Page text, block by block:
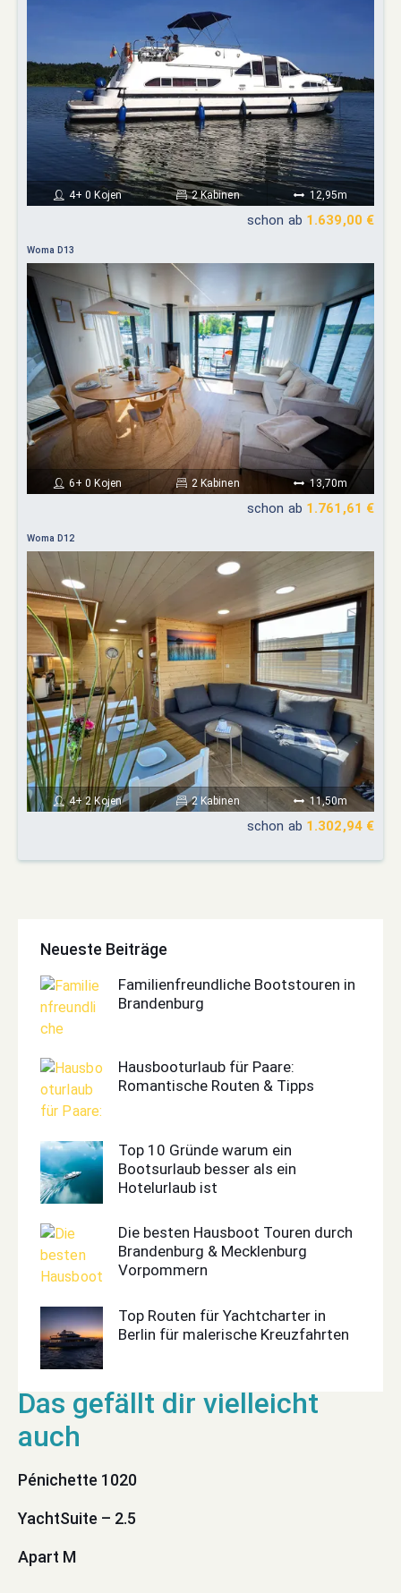
4+ 0 Kojen 2 Kabinen 12,95m
schon ab 1.639,00 €
Woma D13
6+ 0 Kojen 2 Kabinen 13,70m
schon ab 1.761,61 €
Woma D12
4+ 2 Kojen 2 Kabinen 11,50m
schon ab 1.302,94 €
Neueste Beiträge
Familienfreundliche Bootstouren in
Brandenburg
Hausbooturlaub für Paare:
Romantische Routen & Tipps
Top 10 Gründe warum ein
Bootsurlaub besser als ein
Hotelurlaub ist
Die besten Hausboot Touren durch
Brandenburg & Mecklenburg
Vorpommern
Top Routen für Yachtcharter in
Berlin für malerische Kreuzfahrten
Pénichette 1020
YachtSuite – 2.5
Apart M